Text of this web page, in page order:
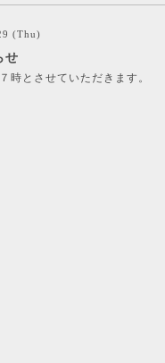
(Thu)
せ
時とさせていただきます。